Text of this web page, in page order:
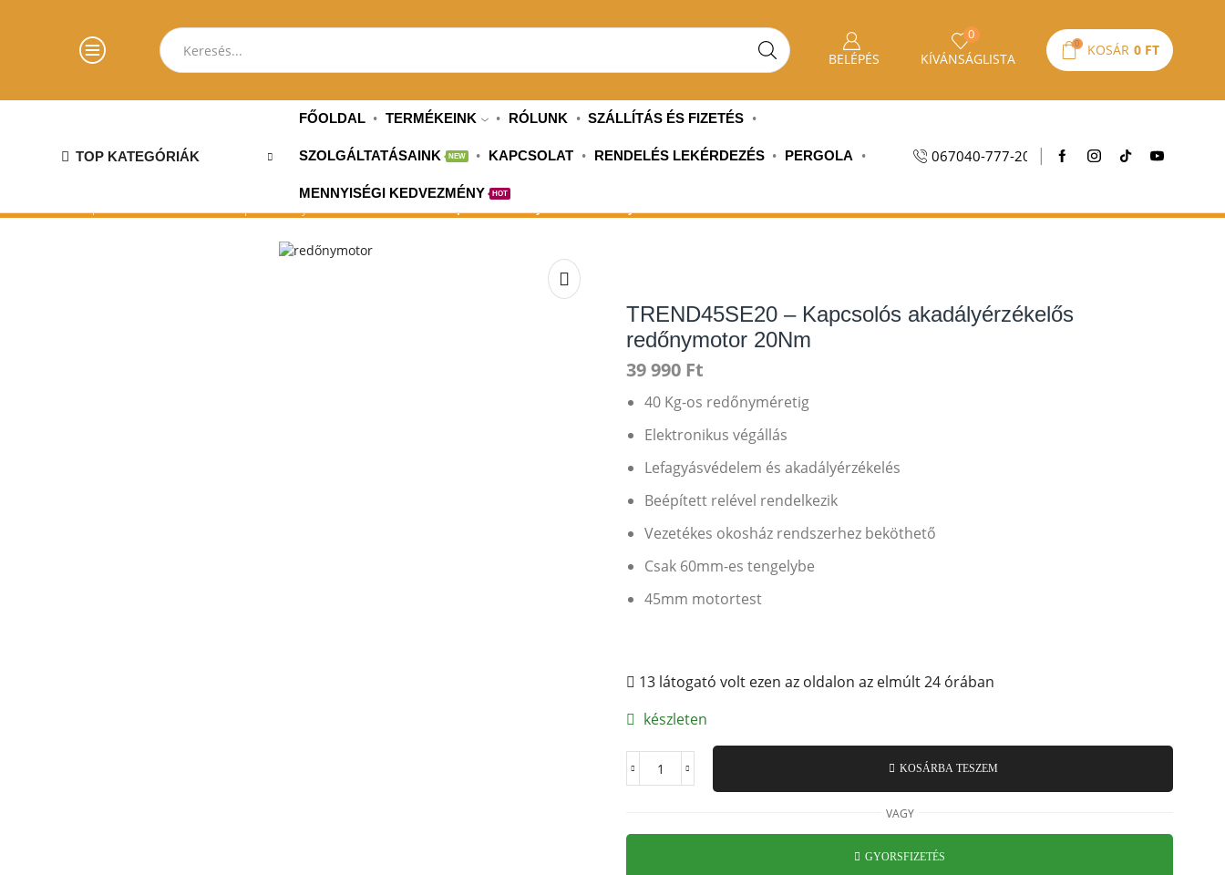
INPUT
BELÉPÉS
0
KÍVÁNSÁGLISTA
0 KOSÁR 0 FT
TOP KATEGÓRIÁK
FŐOLDAL TERMÉKEINK RÓLUNK SZÁLLÍTÁS ÉS FIZETÉS
SZOLGÁLTATÁSAINK NEW KAPCSOLAT RENDELÉS LEKÉRDEZÉS PERGOLA
MENNYISÉGI KEDVEZMÉNY HOT
067040-777-20
»Üzlet»Motorok»Trendline típusú redőnymotorok»
TREND45SE20 – Kapcsolós akadályérzékelős
redőnymotor 20Nm
39 990 Ft
40 Kg-os redőnyméretig
Elektronikus végállás
Lefagyásvédelem és akadályérzékelés
Beépített relével rendelkezik
Vezetékes okosház rendszerhez beköthető
Csak 60mm-es tengelybe
45mm motortest
13 látogató volt ezen az oldalon az elmúlt 24 órában
készleten
TREND45SE20
akadályérzékelős
KOSÁRBA TESZEM
VAGY
GYORSFIZETÉS